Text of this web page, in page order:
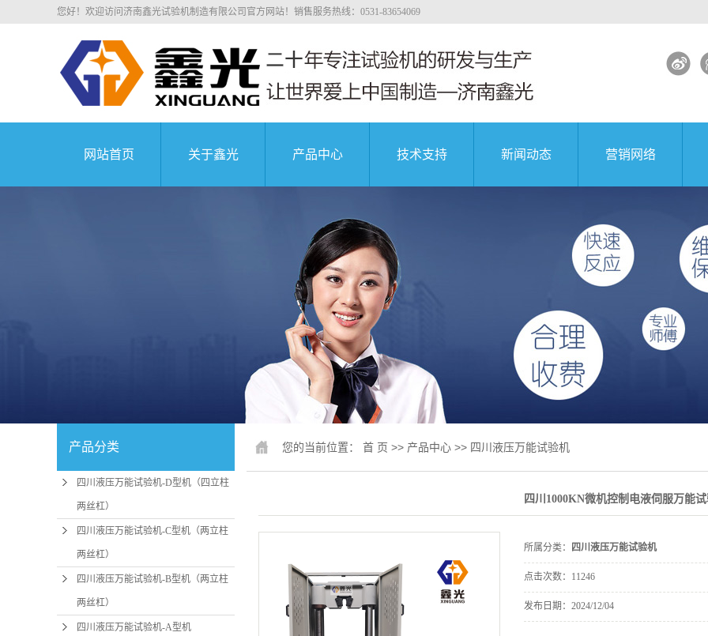
您好！欢迎访问济南鑫光试验机制造有限公司官方网站！销售服务热线：0531-83654069
网站首页 关于鑫光 产品中心
四川电子万能试验机
四川液压万能试验机
四川沥青混凝土试验机
四川压剪试验机
四川弹簧试验机
四川锚固、钢绞线试验机
四川人造板试验机
四川冲击试验机
四川疲劳试验机
四川试验机配件及升级改造
四川压力机、抗折抗压一体
四川磨床
技术支持 新闻动态
解决方案
营销网络
中国航天科技集团 中国航天科技集团 中国航天科技集团
产品分类
四川液压万能试验机-D型机（四立柱
两丝杠）
四川液压万能试验机-C型机（两立柱
两丝杠）
四川液压万能试验机-B型机（两立柱
两丝杠）
四川液压万能试验机-A型机
您的当前位置： 首 页 >> 产品中心 >> 四川液压万能试验机
四川1000KN微机控制电液伺服万能
所属分类： 四川液压万能试验机
点击次数： 11246
发布日期： 2024/12/04